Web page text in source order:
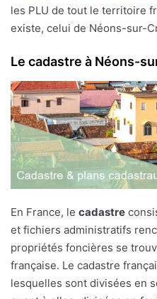
les PLU de tout le territoire
existe, celui de Néons-sur-
Le cadastre à Néons-
En France, le cadastre
et fichiers administratifs
propriétés foncières se
française. Le cadastre
lesquelles sont divisées en